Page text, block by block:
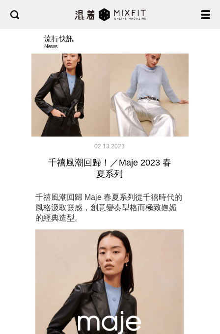
流行快訊
News
02.13.2023
千禧風潮回歸！／Maje 2023 春
夏系列
千禧風潮回歸 Maje 春夏系列從千禧時代的
風格汲取靈感，創意變奏型格而極致嫵媚
的經典造型。